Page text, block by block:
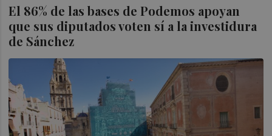
El 86% de las bases de Podemos apoyan
que sus diputados voten sí a la investidura
de Sánchez